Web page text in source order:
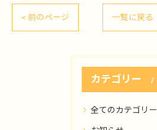
< 前のページ 一覧に戻る
カテゴリー
全てのカテゴリー